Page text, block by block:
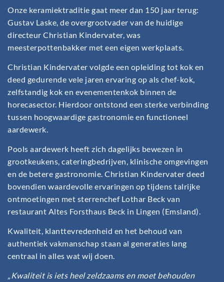
Onze keramiektraditie gaat meer dan 150 jaar terug:
Gustav Laske, de overgrootvader van de huidige
directeur Christian Kindervater, was
meesterpottenbakker met een eigen werkplaats.
Christian Kindervater volgde een opleiding tot kok en
deed gedurende vele jaren ervaring op als chef-kok,
zelfstandig kok en evenementenkok binnen de
horecasector. Hierdoor ontstond een sterke verbinding
tussen hoogwaardige gastronomie en functioneel
aardewerk.
Pools aardewerk heeft zich dagelijks bewezen in
grootkeukens, cateringbedrijven, klinische omgevingen
en de betere gastronomie. Christian Kindervater deed
bovendien waardevolle ervaringen op tijdens talrijke
ontmoetingen met sterrenchef Lothar Beck van
restaurant Altes Forsthaus Beck in Lingen (Emsland).
Kwaliteit, klanttevredenheid en het behoud van
authentiek vakmanschap staan al generaties lang
centraal in alles wat wij doen.
„Kwaliteit is iets heel zeldzaams en moet behouden